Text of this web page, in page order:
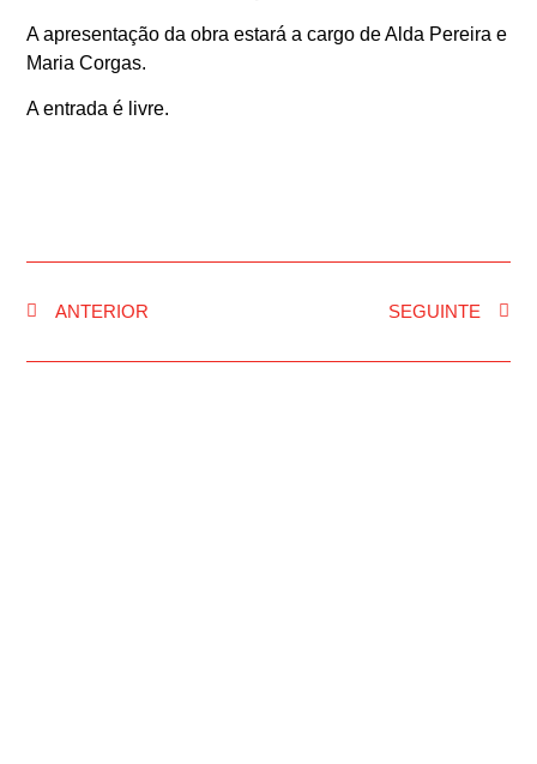
A apresentação da obra estará a cargo de Alda Pereira e
Maria Corgas.
A entrada é livre.
ANTERIOR SEGUINTE